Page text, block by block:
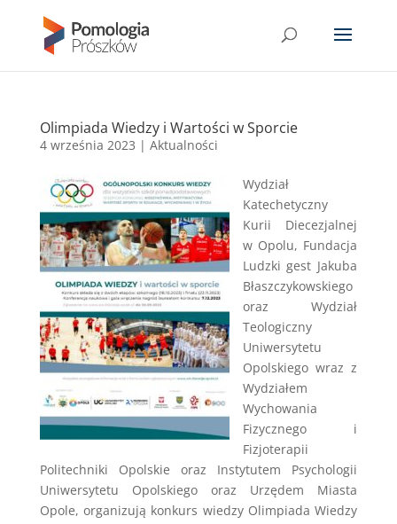
Olimpiada Wiedzy i Wartości w Sporcie
4 września 2023 | Aktualności
Wydział
Katechetyczny
Kurii Diecezjalnej
w Opolu, Fundacja
Ludzki gest Jakuba
Błaszczykowskiego
oraz Wydział
Teologiczny
Uniwersytetu
Opolskiego wraz z
Wydziałem
Wychowania
Fizycznego i
Fizjoterapii
Politechniki Opolskie oraz Instytutem Psychologii
Uniwersytetu Opolskiego oraz Urzędem Miasta
Opole, organizują konkurs wiedzy Olimpiada Wiedzy